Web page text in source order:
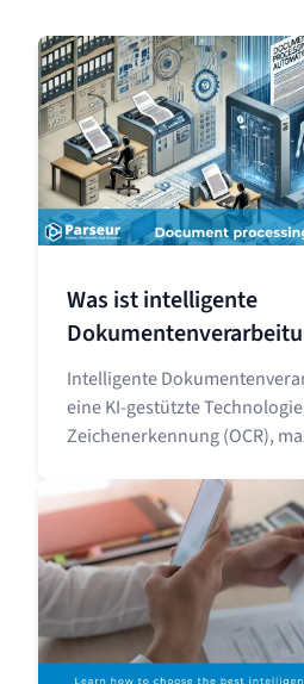
Was ist intelligente
Intelligente
eine KI-gestützte
Zeichenerkennung (OCR),